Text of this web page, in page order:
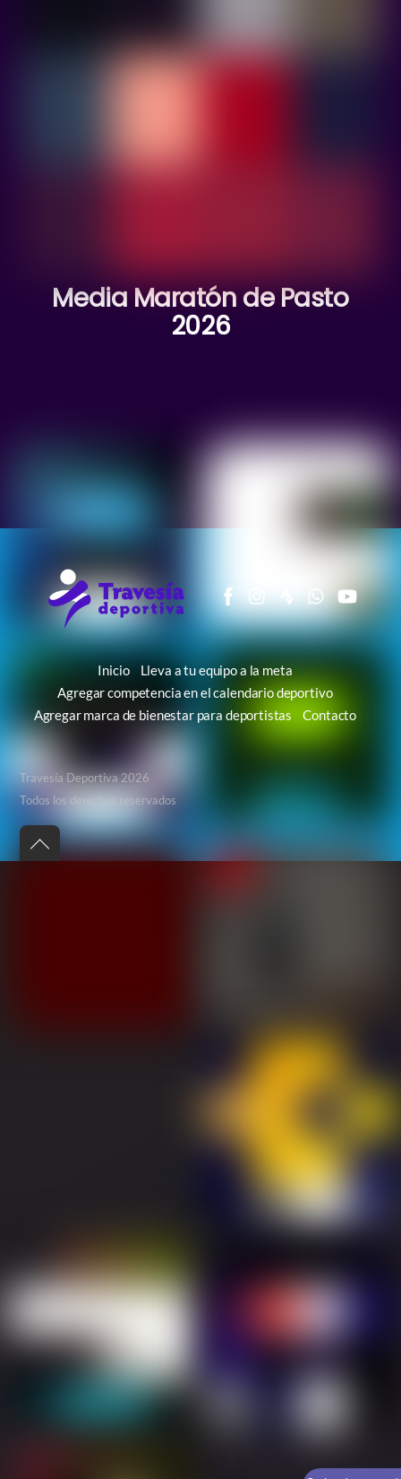
Media Maratón de Pasto
2026
Inicio
Lleva a tu equipo a la meta
Agregar competencia en el calendario deportivo
Agregar marca de bienestar para deportistas
Contacto
Back
Travesía Deportiva 2026
Todos los derechos reservados